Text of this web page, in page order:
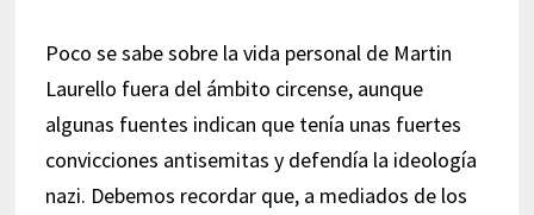
Poco se sabe sobre la vida personal de Martin
Laurello fuera del ámbito circense, aunque
algunas fuentes indican que tenía unas fuertes
convicciones antisemitas y defendía la ideología
nazi. Debemos recordar que, a mediados de los